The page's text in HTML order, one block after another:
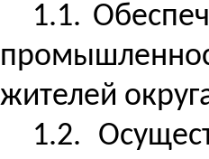
1.1.
жителей
1.2.